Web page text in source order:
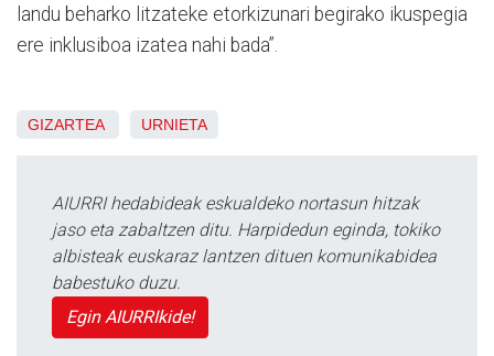
landu beharko litzateke etorkizunari begirako ikuspegia
ere inklusiboa izatea nahi bada”.
GIZARTEA URNIETA
AIURRI hedabideak eskualdeko nortasun hitzak
jaso eta zabaltzen ditu. Harpidedun eginda, tokiko
albisteak euskaraz lantzen dituen komunikabidea
babestuko duzu.
Egin AIURRIkide!